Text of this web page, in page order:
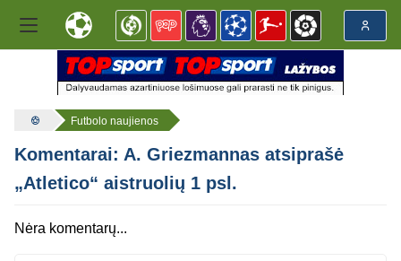
Futbolo naujienos
Komentarai: A. Griezmannas atsiprašė
„Atletico“ aistruolių 1 psl.
Nėra komentarų...